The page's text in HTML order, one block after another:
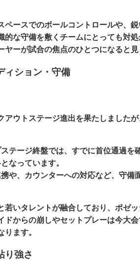
ペースでのボールコントロールや、
な守備を敷くチームにとっても対
ーが試合の焦点のひとつになると見
ィション・守備
アウトステージ進出を果たしました
テージ終盤では、すでに首位通過を
なっています。
や、カウンターへの対応など、守備
若いタレントが融合しており、ポゼ
ドからの崩しやセットプレーは今大
ます。
り強さ